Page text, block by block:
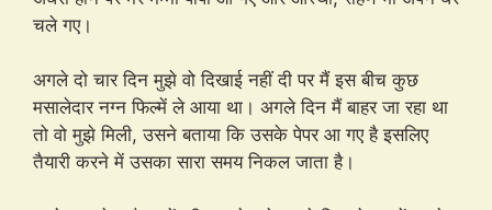
चले गए।
अगले दो चार दिन मुझे वो दिखाई नहीं दी पर मैं इस बीच कुछ
मसालेदार नग्न फिल्में ले आया था। अगले दिन मैं बाहर जा रहा था
तो वो मुझे मिली, उसने बताया कि उसके पेपर आ गए है इसलिए
तैयारी करने में उसका सारा समय निकल जाता है।